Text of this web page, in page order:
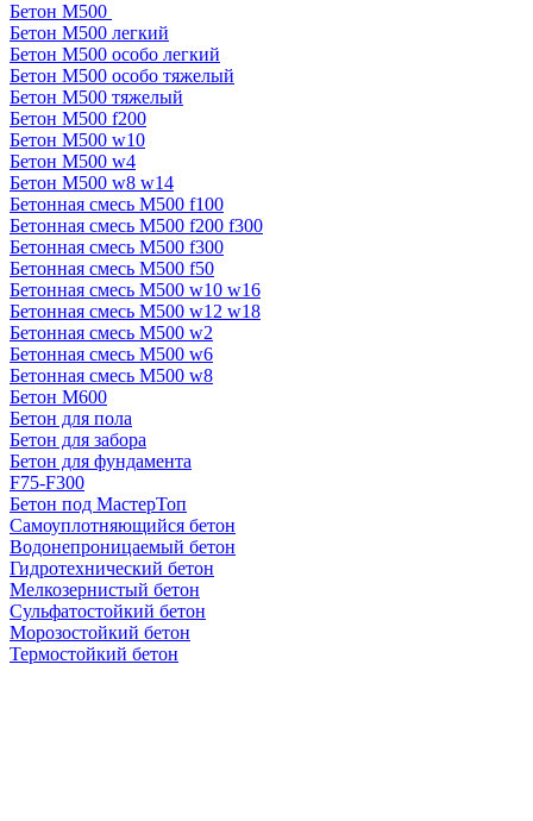
Бетон М500
Бетон М500 легкий
Бетон М500 особо легкий
Бетон М500 особо тяжелый
Бетон М500 тяжелый
Бетон М500 f200
Бетон М500 w10
Бетон М500 w4
Бетон М500 w8 w14
Бетонная смесь М500 f100
Бетонная смесь М500 f200 f300
Бетонная смесь М500 f300
Бетонная смесь М500 f50
Бетонная смесь М500 w10 w16
Бетонная смесь М500 w12 w18
Бетонная смесь М500 w2
Бетонная смесь М500 w6
Бетонная смесь М500 w8
Бетон М600
Бетон для пола
Бетон для забора
Бетон для фундамента
F75-F300
Бетон под МастерТоп
Самоуплотняющийся бетон
Водонепроницаемый бетон
Гидротехнический бетон
Мелкозернистый бетон
Сульфатостойкий бетон
Морозостойкий бетон
Термостойкий бетон